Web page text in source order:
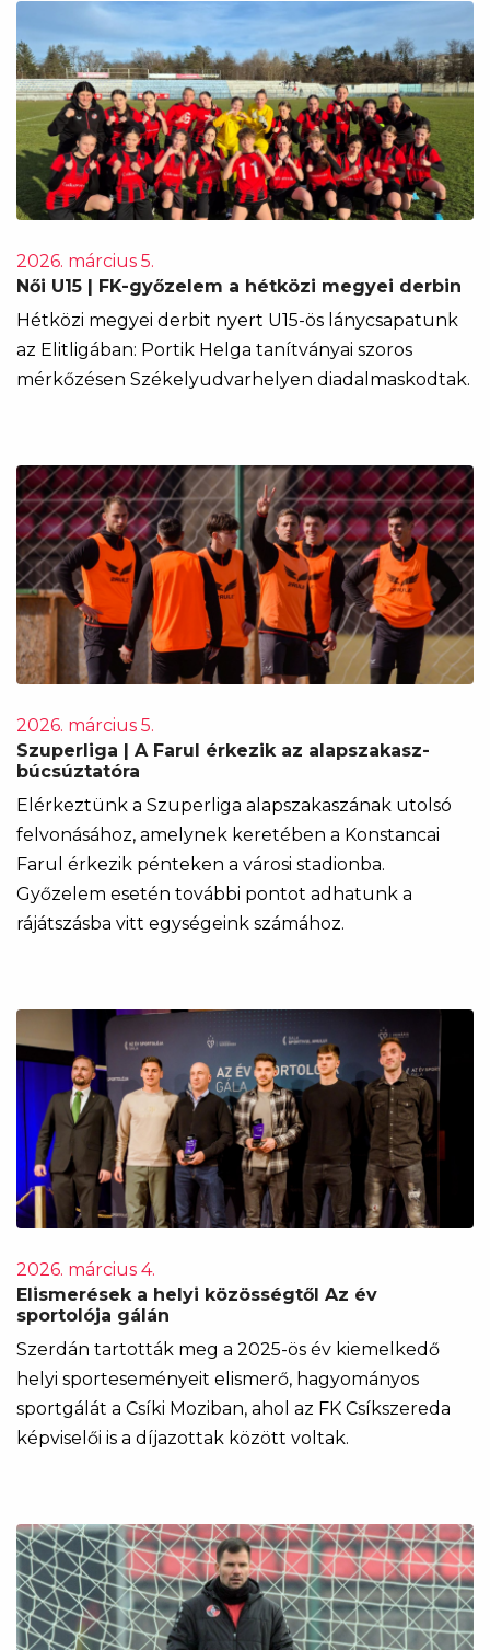
2026. március 5.
Női U15 | FK-győzelem a hétközi megyei derbin
Hétközi megyei derbit nyert U15-ös lánycsapatunk
az Elitligában: Portik Helga tanítványai szoros
mérkőzésen Székelyudvarhelyen diadalmaskodtak.
2026. március 5.
Szuperliga | A Farul érkezik az alapszakasz-
búcsúztatóra
Elérkeztünk a Szuperliga alapszakaszának utolsó
felvonásához, amelynek keretében a Konstancai
Farul érkezik pénteken a városi stadionba.
Győzelem esetén további pontot adhatunk a
rájátszásba vitt egységeink számához.
2026. március 4.
Elismerések a helyi közösségtől Az év
sportolója gálán
Szerdán tartották meg a 2025-ös év kiemelkedő
helyi sporteseményeit elismerő, hagyományos
sportgálát a Csíki Moziban, ahol az FK Csíkszereda
képviselői is a díjazottak között voltak.